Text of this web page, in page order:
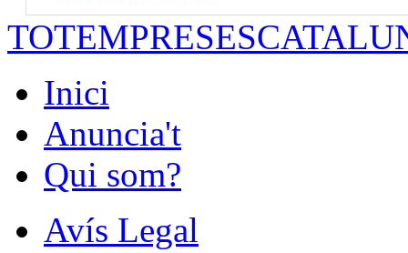
Inici
Anuncia't
Qui som?
Avís Legal